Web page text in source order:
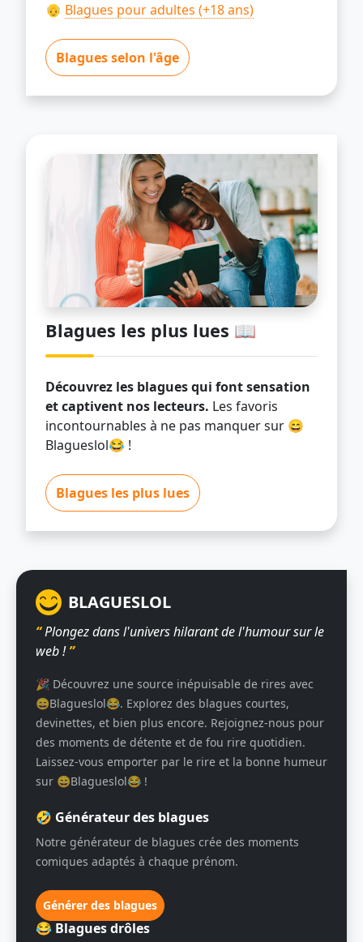
👴 Blagues pour adultes (+18 ans)
Blagues selon l'âge
Blagues les plus lues 📖
Découvrez les blagues qui font sensation
et captivent nos lecteurs. Les favoris
incontournables à ne pas manquer sur 😄
Blagueslol😂 !
Blagues les plus lues
BLAGUESLOL
“Plongez dans l'univers hilarant de l'humour sur le
web !”
🎉 Découvrez une source inépuisable de rires avec
😄Blagueslol😂. Explorez des blagues courtes,
devinettes, et bien plus encore. Rejoignez-nous pour
des moments de détente et de fou rire quotidien.
Laissez-vous emporter par le rire et la bonne humeur
sur 😄Blagueslol😂 !
🤣 Générateur des blagues
Notre générateur de blagues crée des moments
comiques adaptés à chaque prénom.
Générer des blagues
😂 Blagues drôles